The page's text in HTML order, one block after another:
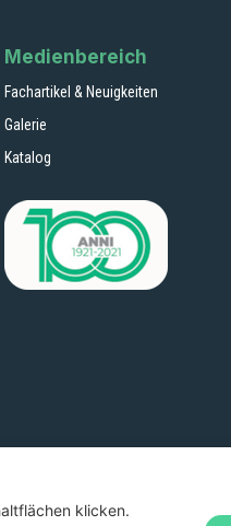
Medienbereich
Fachartikel & Neuigkeiten
Galerie
Katalog
klicken.